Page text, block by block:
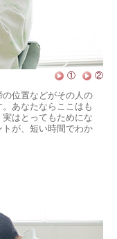
① ②
位置などがその人の
あなたならここはも
はとってもためにな
が、短い時間でわか